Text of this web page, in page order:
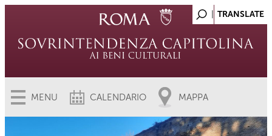
MENU CALENDARIO MAPPA